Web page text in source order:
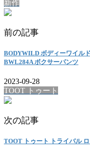
新作
前の記事
BODYWILD ボディーワイル
BWL284A ボクサーパンツ
2023-09-28
TOOT トゥート
次の記事
TOOT トゥート トライバル